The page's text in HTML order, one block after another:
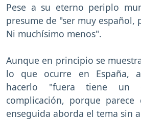
Pese a su eterno periplo
presume de "ser muy español,
Ni muchísimo menos".
Aunque en principio se
lo que ocurre en España,
hacerlo "fuera tiene un
complicación, porque
enseguida aborda el tema sin